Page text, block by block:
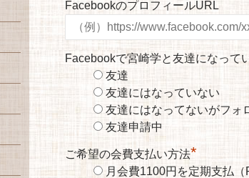
FacebookのプロフィールURL
Facebookで宮崎学と友達になって
友達
友達にはなっていない
友達にはなってないがフォ
友達申請中
ご希望の会費支払い方法*
月会費1100円を定期支払